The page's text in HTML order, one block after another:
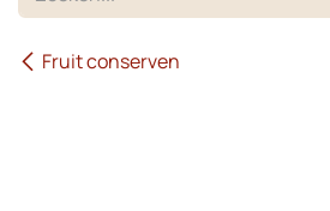
Fruit conserven